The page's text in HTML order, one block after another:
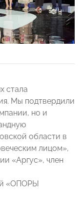
стала
Мы подтвердили
но и
области в
лицом»,
«Аргус», член
«ОПОРЫ